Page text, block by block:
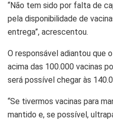
“Não tem sido por falta de
pela disponibilidade de
entrega”, acrescentou.
O responsável adiantou que
acima das 100.000 vacinas
será possível chegar às
“Se tivermos vacinas para
mantido e, se possível,